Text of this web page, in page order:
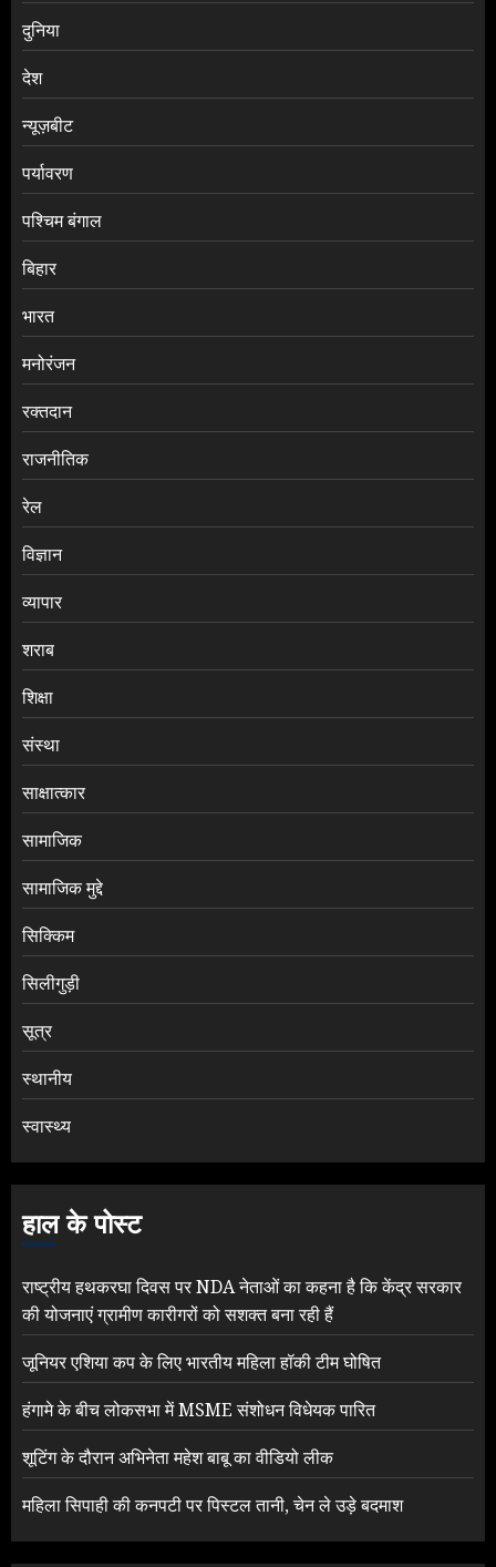
दुनिया
देश
न्यूज़बीट
पर्यावरण
पश्चिम बंगाल
बिहार
भारत
मनोरंजन
रक्तदान
राजनीतिक
रेल
विज्ञान
व्यापार
शराब
शिक्षा
संस्था
साक्षात्कार
सामाजिक
सामाजिक मुद्दे
सिक्किम
सिलीगुड़ी
सूत्र
स्थानीय
स्वास्थ्य
हाल के पोस्ट
राष्ट्रीय हथकरघा दिवस पर NDA नेताओं का कहना है कि केंद्र सरकार
की योजनाएं ग्रामीण कारीगरों को सशक्त बना रही हैं
जूनियर एशिया कप के लिए भारतीय महिला हॉकी टीम घोषित
हंगामे के बीच लोकसभा में MSME संशोधन विधेयक पारित
शूटिंग के दौरान अभिनेता महेश बाबू का वीडियो लीक
महिला सिपाही की कनपटी पर पिस्टल तानी, चेन ले उड़े बदमाश